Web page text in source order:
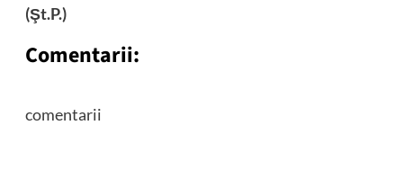
(Şt.P.)
Comentarii:
comentarii